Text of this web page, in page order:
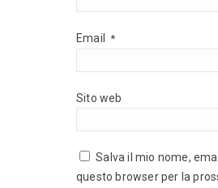
Email *
Sito web
Salva il mio nome,
questo browser per la